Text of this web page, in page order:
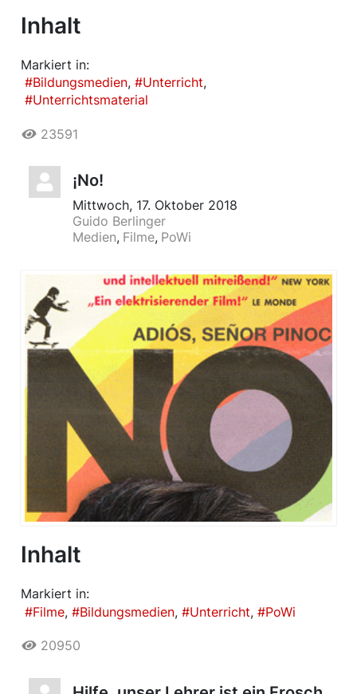
Inhalt
Markiert in:
Bildungsmedien
Unterricht
Unterrichtsmaterial
23591
¡No!
Mittwoch, 17. Oktober 2018
Guido Berlinger
Medien Filme PoWi
Inhalt
Markiert in:
Filme
Bildungsmedien Unterricht PoWi
20950